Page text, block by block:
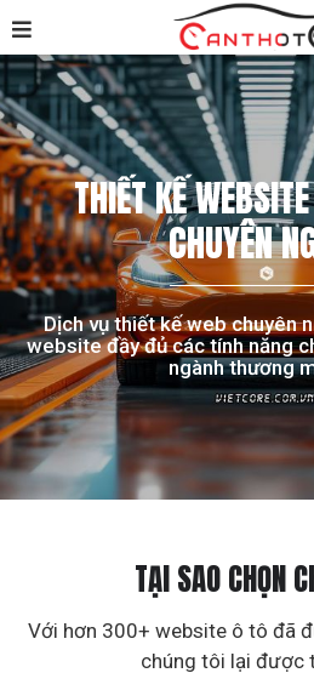
THIẾT KẾ
CHUYÊN
Dịch vụ thiết kế web chuyên
website đầy đủ các tính năng
ngành thương
TẠI SAO CHỌN
Với hơn 300+ website ô tô đã
chúng tôi lại được